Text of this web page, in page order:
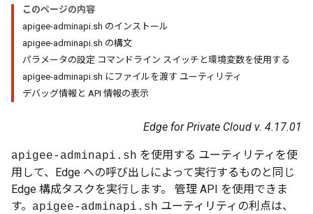
このページの内容
apigee-adminapi.sh のインストール
apigee-adminapi.sh の構文
パラメータの設定 コマンドライン スイッチと環境変数を使用する
apigee-adminapi.sh にファイルを渡す ユーティリティ
デバッグ情報と API 情報の表示
Edge for Private Cloud v. 4.17.01
apigee-adminapi.sh を使用する ユーティリティを使
用して、Edge への呼び出しによって実行するものと同じ
Edge 構成タスクを実行します。 管理 API を使用できま
す。 apigee-adminapi.sh ユーティリティの利点は、